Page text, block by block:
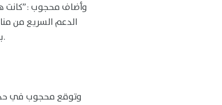
وأضاف محجوب :”كانت
الدعم السريع من
بشكل رسمي لم يشترط في إجراءات بناء الثقة خروج الدعم السريع من منازل المواطنين.
وتوقع محجوب في